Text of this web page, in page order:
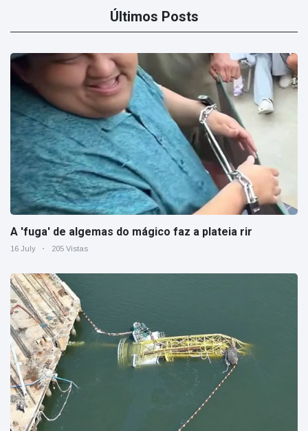
Últimos Posts
A 'fuga' de algemas do mágico faz a plateia rir
16 July 205 Vistas